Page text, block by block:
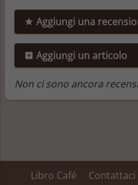
Aggiungi una
Aggiungi un articolo
Non ci sono ancora
Libro Café Contattaci